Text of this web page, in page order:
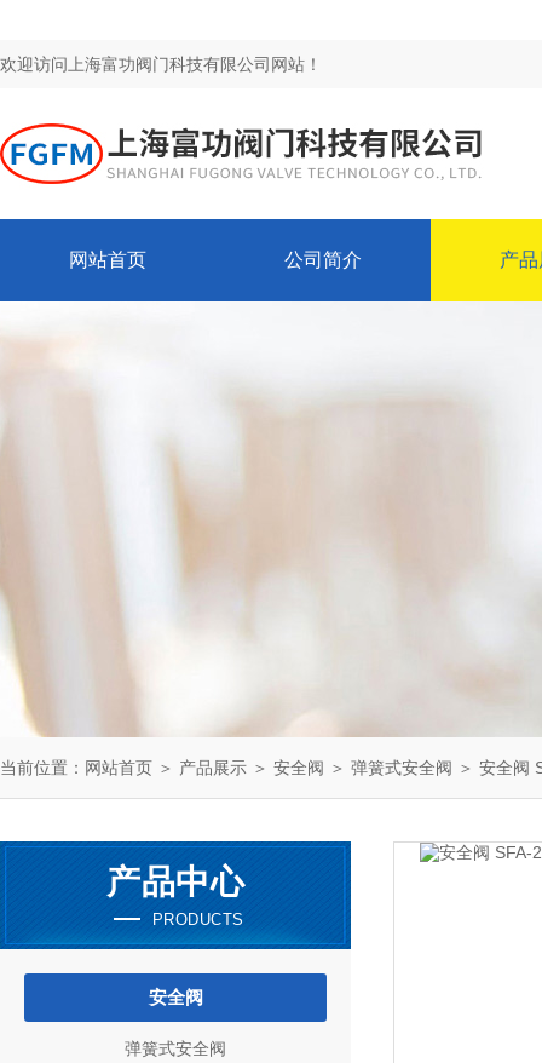
欢迎访问上海富功阀门科技有限公司网站！
网站首页 公司简介 产
当前位置： 网站首页 ＞ 产品展示 ＞ 安全阀 ＞ 弹簧式安全阀 ＞ 安全阀
产品中心
PRODUCTS
安全阀
弹簧式安全阀